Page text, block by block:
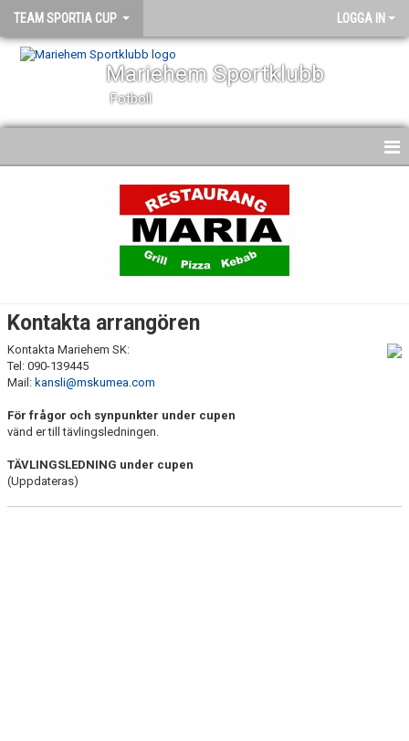
TEAM SPORTIA CUP LOGGA IN
Mariehem Sportklubb
Fotboll
BILDGALLERI
KONTAKT
Kontakta arrangören
Kontakta Mariehem SK:
Tel: 090-139445
Mail: kansli@mskumea.com
För frågor och synpunkter under cupen
vänd er till tävlingsledningen.
TÄVLINGSLEDNING under cupen
(Uppdateras)